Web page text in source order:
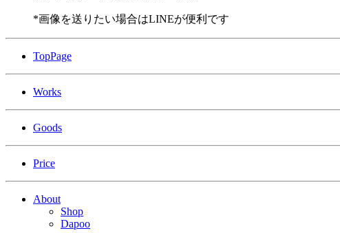
*画像を送りたい場合はLINEが便利です
TopPage
Works
Goods
Price
About
Shop
Dapoo